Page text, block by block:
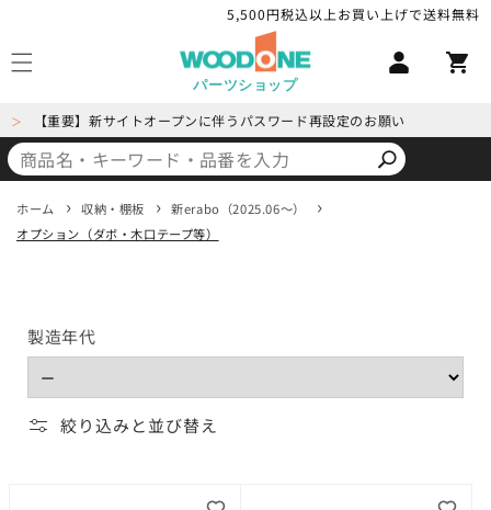
5,500円税込以上お買い上げで送料無料
パーツショップ
ロ
グ
イ
ー
＞ 【重要】新サイトオープンに伴うパスワード再設定のお願い
ホーム 収納・棚板
新erabo（2025.06～）
オプション（ダボ・木口テープ等）
製造年代
絞り込みと並び替え